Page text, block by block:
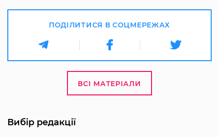
ПОДІЛИТИСЯ В СОЦМЕРЕЖАХ
ВСІ МАТЕРІАЛИ
Вибір редакції